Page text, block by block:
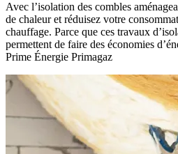
Avec l’isolation des combles
de chaleur et réduisez votre
chauffage. Parce que ces travaux
permettent de faire des économies
Prime Énergie Primagaz